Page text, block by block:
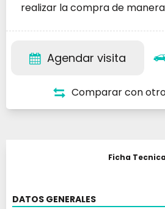
realizar la compra de
Agendar visita
Comparar con
Ficha Tecnica
DATOS GENERALES